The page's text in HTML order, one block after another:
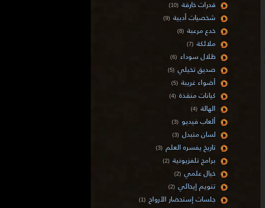
قدرات خارقة (10)
شخصيات أدبية (9)
خدع مرعبة (8)
ملائكة (7)
ظلال سوداء (6)
صديق تخيلي (5)
أضواء غريبة (5)
كيانات منقذة (4)
الهالة (4)
ألعاب فيديو (3)
لسان متبدل (3)
تاريخ يفسره العلم (3)
برامج تلفزيونية (2)
خيال علمي (2)
تنويم إيحائي (2)
جلسات إستحضار الأرواح (1)